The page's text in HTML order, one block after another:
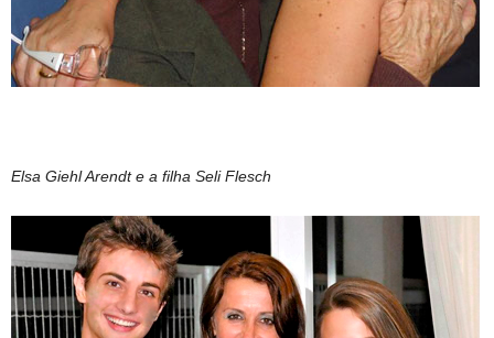
Elsa Giehl Arendt e a filha Seli Flesch